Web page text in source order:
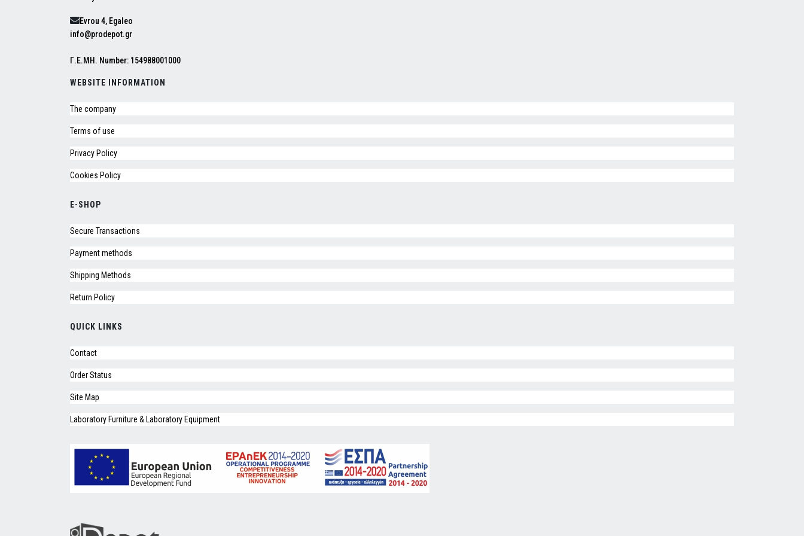
Evrou 4, Egaleo
info@prodepot.gr
Γ.Ε.ΜΗ. Number: 154988001000
WEBSITE INFORMATION
The company
Terms of use
Privacy Policy
Cookies Policy
E-SHOP
Secure Transactions
Payment methods
Shipping Methods
Return Policy
QUICK LINKS
Contact
Order Status
Site Map
Laboratory Furniture & Laboratory Equipment